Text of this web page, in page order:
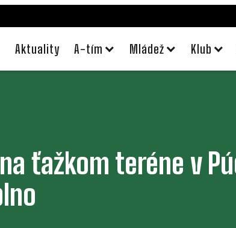
Aktuality A-tím Mládež Klub
ťažkom teréne v